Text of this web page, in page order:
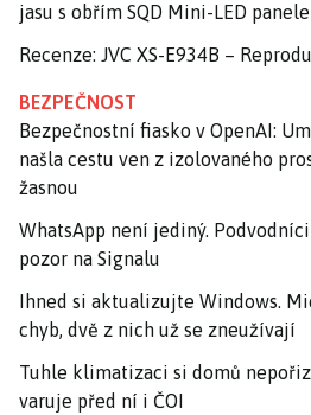
jasu s obřím SQD Mini-LED
Recenze: JVC XS-E934B –
BEZPEČNOST
Bezpečnostní fiasko v OpenAI:
našla cestu ven z izolovaného
žasnou
WhatsApp není jediný.
pozor na Signalu
Ihned si aktualizujte Windows.
chyb, dvě z nich už se zneužívají
Tuhle klimatizaci si domů
varuje před ní i ČOI